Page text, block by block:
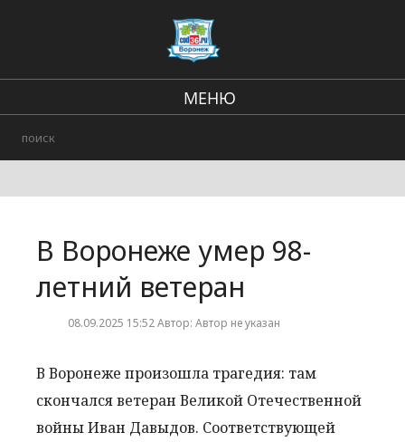
МЕНЮ
Происшествия
В Воронеже умер 98-
летний ветеран
08.09.2025 15:52 Автор: Автор не указан
В Воронеже произошла трагедия: там
скончался ветеран Великой Отечественной
войны Иван Давыдов. Соответствующей